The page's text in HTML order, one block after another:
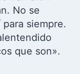
No se
siempre.
que son».